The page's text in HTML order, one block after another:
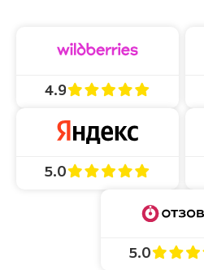
4.9
5.0
5.0